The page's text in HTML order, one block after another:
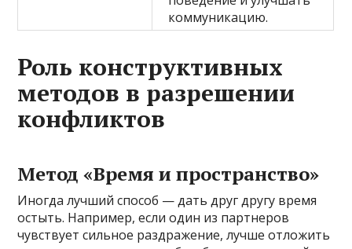
коммуникацию.
Роль конструктивных
методов в разрешении
конфликтов
Метод «Время и пространство»
Иногда лучший способ — дать друг другу время
остыть. Например, если один из партнеров
чувствует сильное раздражение, лучше отложить